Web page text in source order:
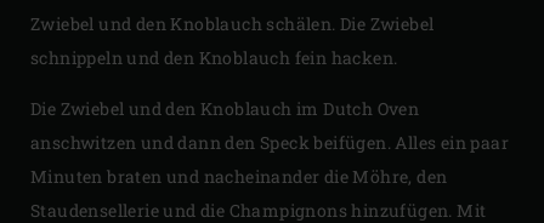
Zwiebel und den Knoblauch schälen. Die Zwiebel
schnippeln und den Knoblauch fein hacken.
Die Zwiebel und den Knoblauch im Dutch Oven
anschwitzen und dann den Speck beifügen. Alles ein paar
Minuten braten und nacheinander die Möhre, den
Staudensellerie und die Champignons hinzufügen. Mit